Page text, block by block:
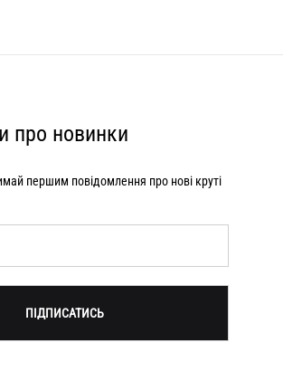
про новинки
першим повідомлення про нові круті